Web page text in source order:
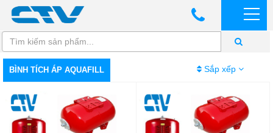
BÌNH TÍCH ÁP AQUAFILL Sắp xếp